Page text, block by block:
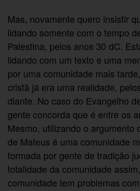
Mas, novamente quero insistir
lidando somente com o tempo
Palestina, pelos anos 30 dC.
lidando com um texto e uma
por uma comunidade mais
cristã já era uma realidade,
diante. No caso do Evangelho
gente concorda que é entre os
Mesmo, utilizando o argumento
de Mateus é uma comunidade
formada por gente de tradição
totalidade da comunidade
comunidade tem problemas